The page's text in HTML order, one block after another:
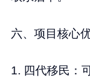
六、项目核心
1. 四代移民：